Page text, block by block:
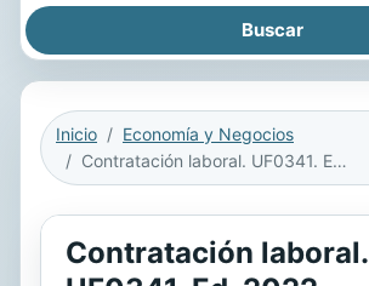
Inicio
Economía y Negocios
Contratación laboral. UF0341. Ed. 2022.
Contratación laboral.